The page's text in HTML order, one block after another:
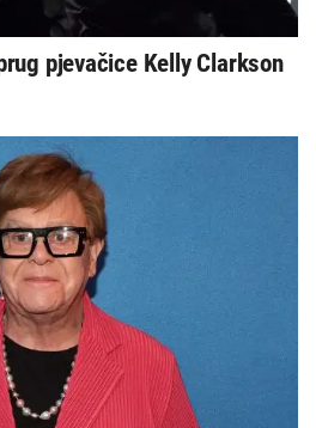
pjevačice Kelly Clarkson